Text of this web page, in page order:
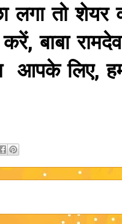
लगा तो
बाबा
लिए,